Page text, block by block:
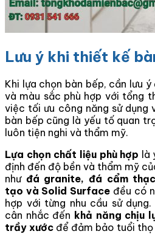
Lưu ý khi thiết kế
Khi lựa chọn bàn bếp, cần lưu
và màu sắc phù hợp với tổng
việc tối ưu công năng sử dụng
bàn bếp cũng là yếu tố quan
luôn tiện nghi và thẩm mỹ.
Lựa chọn chất liệu phù hợp là
định đến độ bền và thẩm mỹ
như đá granite, đá cẩm
tạo và Solid Surface đều có
hợp với từng nhu cầu sử
cân nhắc đến khả năng chịu
trầy xước để đảm bảo tuổi thọ